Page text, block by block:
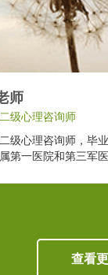
师
级心理咨询师
级心理咨询师，毕
第一医院和第三军
查看